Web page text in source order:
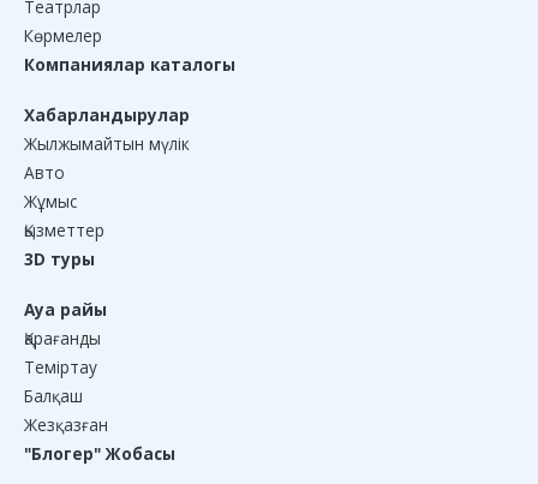
Театрлар
Көрмелер
Компаниялар каталогы
Хабарландырулар
Жылжымайтын мүлік
Авто
Жұмыс
Қызметтер
3D туры
Ауа райы
Қарағанды
Теміртау
Балқаш
Жезқазған
"Блогер" Жобасы